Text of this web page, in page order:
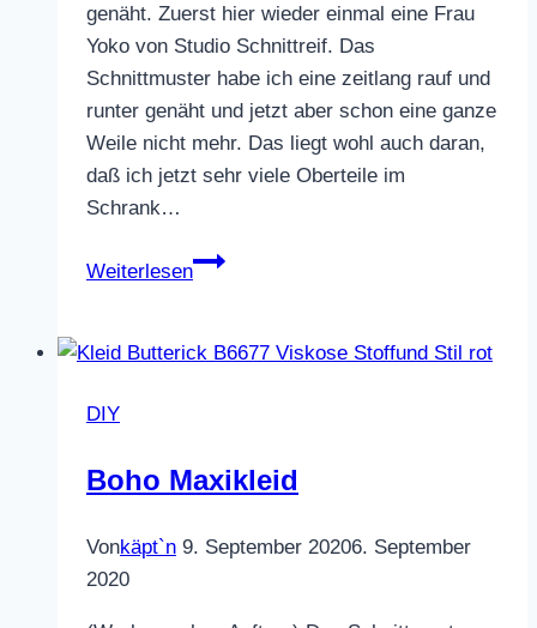
genäht. Zuerst hier wieder einmal eine Frau
Yoko von Studio Schnittreif. Das
Schnittmuster habe ich eine zeitlang rauf und
runter genäht und jetzt aber schon eine ganze
Weile nicht mehr. Das liegt wohl auch daran,
daß ich jetzt sehr viele Oberteile im
Schrank…
Weiterlesen
neue
DIY
Boho Maxikleid
Vonkäpt`n 9. September 20206. September
2020